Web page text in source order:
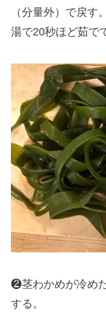
（分量外）で戻す
湯で20秒ほど茹で
❷茎わかめが冷め
する。